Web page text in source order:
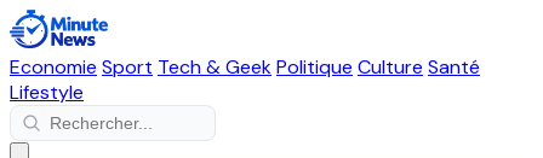
Economie Sport Tech & GeekPolitique Culture Santé
Lifestyle